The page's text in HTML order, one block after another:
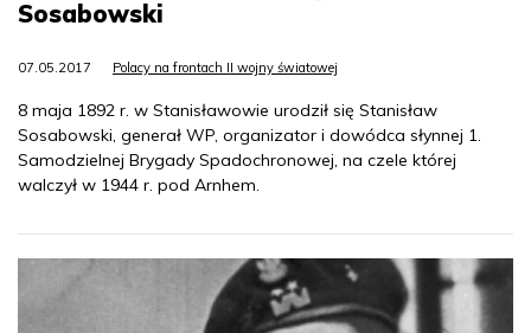
Sosabowski
07.05.2017 Polacy na frontach II wojny światowej
8 maja 1892 r. w Stanisławowie urodził się Stanisław
Sosabowski, generał WP, organizator i dowódca słynnej 1.
Samodzielnej Brygady Spadochronowej, na czele której
walczył w 1944 r. pod Arnhem.